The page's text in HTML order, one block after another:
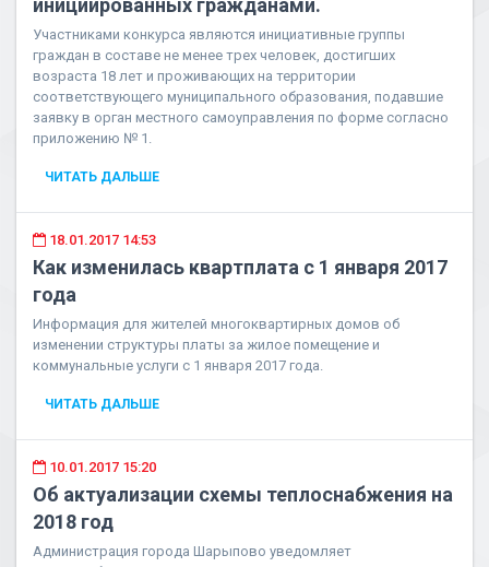
инициированных гражданами.
Участниками конкурса являются инициативные группы
граждан в составе не менее трех человек, достигших
возраста 18 лет и проживающих на территории
соответствующего муниципального образования, подавшие
заявку в орган местного самоуправления по форме согласно
приложению № 1.
ЧИТАТЬ ДАЛЬШЕ
18.01.2017 14:53
Как изменилась квартплата с 1 января 2017
года
Информация для жителей многоквартирных домов об
изменении структуры платы за жилое помещение и
коммунальные услуги с 1 января 2017 года.
ЧИТАТЬ ДАЛЬШЕ
10.01.2017 15:20
Об актуализации схемы теплоснабжения на
2018 год
Администрация города Шарыпово уведомляет